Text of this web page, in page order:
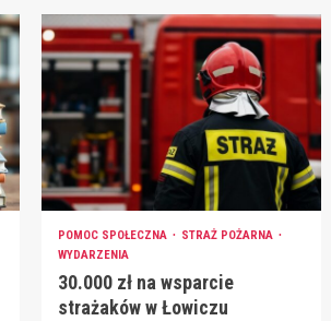
POMOC SPOŁECZNA
STRAŻ POŻARNA
WYDARZENIA
30.000 zł na wsparcie
strażaków w Łowiczu